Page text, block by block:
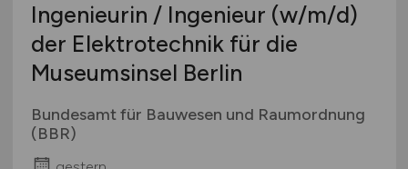
Ingenieurin / Ingenieur (w/m/d)
der Elektrotechnik für die
Museumsinsel Berlin
Bundesamt für Bauwesen und Raumordnung
(BBR)